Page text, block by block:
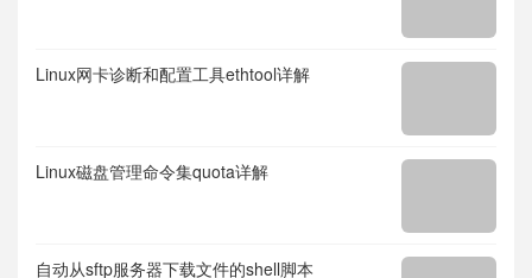
Linux网卡诊断和配置工具ethtool详解
Linux磁盘管理命令集quota详解
自动从sftp服务器下载文件的shell脚本